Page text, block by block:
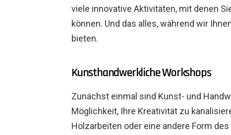
viele innovative Aktivitäten, mit denen
können. Und das alles, während wir
bieten.
Kunsthandwerkliche Workshops
Zunächst einmal sind Kunst- und
Möglichkeit, Ihre Kreativität zu
Holzarbeiten oder eine andere Form